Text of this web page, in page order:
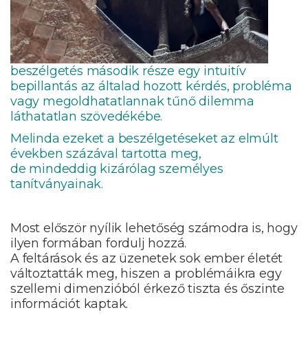
beszélgetés második része egy intuitív
bepillantás az általad hozott kérdés, probléma
vagy megoldhatatlannak tűnő dilemma
láthatatlan szövedékébe.
Melinda ezeket a beszélgetéseket az elmúlt
években százával tartotta meg,
de mindeddig kizárólag személyes
tanítványainak.
Most először nyílik lehetőség számodra is, hogy
ilyen formában fordulj hozzá.
A feltárások és az üzenetek sok ember életét
változtatták meg, hiszen a problémáikra egy
szellemi dimenzióból érkező tiszta és őszinte
információt kaptak.